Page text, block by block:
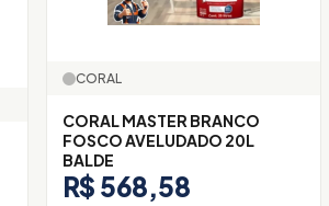
CORAL
CORAL MASTER BRANCO
FOSCO AVELUDADO 20L
BALDE
R$ 568,58